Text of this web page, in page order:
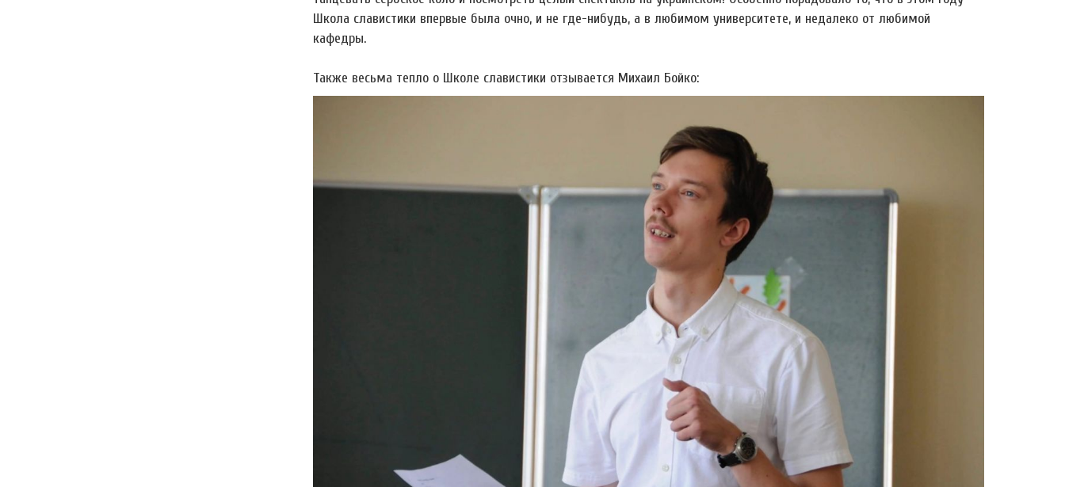
Школа славистики впервые была очно, и не где-нибудь, а в любимом университете, и недалеко от любимой
кафедры.
Также весьма тепло о Школе славистики отзывается Михаил Бойко: